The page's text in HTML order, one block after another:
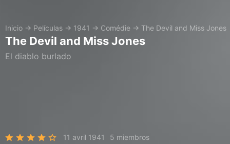
Inicio → Películas → 1941 → Comédie → The Devil and Miss Jones
The Devil and Miss Jones
El diablo burlado
11 avril 1941 5 miembros